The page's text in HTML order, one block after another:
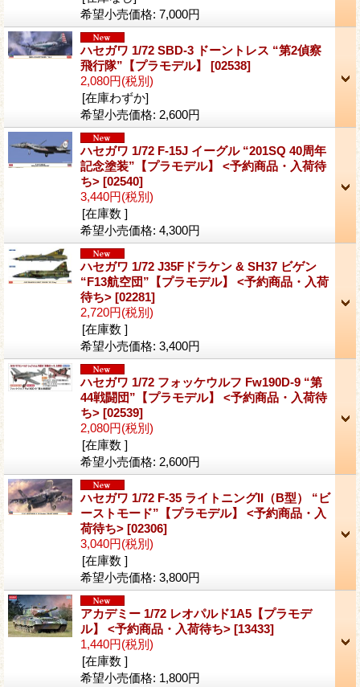
希望小売価格: 7,000円
ハセガワ 1/72 SBD-3 ドーントレス “第2偵察
飛行隊”【プラモデル】 [02538]
2,080円(税別)
[在庫わずか]
希望小売価格: 2,600円
ハセガワ 1/72 F-15J イーグル “201SQ 40周年
記念塗装”【プラモデル】 <予約商品・入荷待
ち> [02540]
3,440円(税別)
[在庫数 ]
希望小売価格: 4,300円
ハセガワ 1/72 J35Fドラケン & SH37 ビゲン
“F13航空団”【プラモデル】 <予約商品・入荷
待ち> [02281]
2,720円(税別)
[在庫数 ]
希望小売価格: 3,400円
ハセガワ 1/72 フォッケウルフ Fw190D-9 “第
44戦闘団”【プラモデル】 <予約商品・入荷待
ち> [02539]
2,080円(税別)
[在庫数 ]
希望小売価格: 2,600円
ハセガワ 1/72 F-35 ライトニングII（B型） “ビ
ーストモード”【プラモデル】 <予約商品・入
荷待ち> [02306]
3,040円(税別)
[在庫数 ]
希望小売価格: 3,800円
アカデミー 1/72 レオパルド1A5【プラモデ
ル】 <予約商品・入荷待ち> [13433]
1,440円(税別)
[在庫数 ]
希望小売価格: 1,800円